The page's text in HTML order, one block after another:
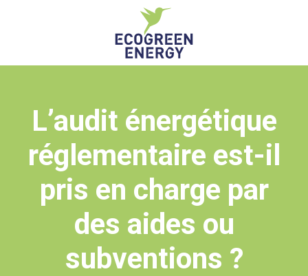
L’audit énergétique
réglementaire est-il
pris en charge par
des aides ou
subventions ?